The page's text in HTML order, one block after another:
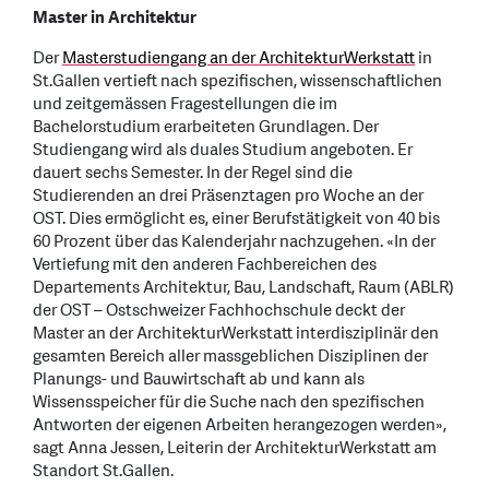
Master in Architektur
DerMasterstudiengang an der ArchitekturWerkstattin
St.Gallen vertieft nach spezifischen, wissenschaftlichen
und zeitgemässen Fragestellungen die im
Bachelorstudium erarbeiteten Grundlagen. Der
Studiengang wird als duales Studium angeboten. Er
dauert sechs Semester. In der Regel sind die
Studierenden an drei Präsenztagen pro Woche an der
OST. Dies ermöglicht es, einer Berufstätigkeit von 40 bis
60 Prozent über das Kalenderjahr nachzugehen. «In der
Vertiefung mit den anderen Fachbereichen des
Departements Architektur, Bau, Landschaft, Raum (ABLR)
der OST – Ostschweizer Fachhochschule deckt der
Master an der ArchitekturWerkstatt interdisziplinär den
gesamten Bereich aller massgeblichen Disziplinen der
Planungs- und Bauwirtschaft ab und kann als
Wissensspeicher für die Suche nach den spezifischen
Antworten der eigenen Arbeiten herangezogen werden»,
sagt Anna Jessen, Leiterin der ArchitekturWerkstatt am
Standort St.Gallen.